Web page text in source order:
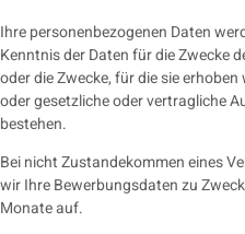
Ihre personenbezogenen Daten
Kenntnis der Daten für die Zwecke
oder die Zwecke, für die sie
oder gesetzliche oder vertragliche
bestehen.
Bei nicht Zustandekommen eines
wir Ihre Bewerbungsdaten zu
Monate auf.